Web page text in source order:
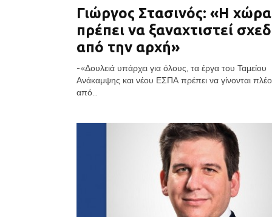
Γιώργος Στασινός: «Η
πρέπει να ξαναχτιστεί
από την αρχή»
-«Δουλειά υπάρχει για όλους, τα έργα του Ταμείου
Ανάκαμψης και νέου ΕΣΠΑ πρέπει να γίνονται
από...